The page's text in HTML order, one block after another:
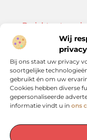
Wij
privacy
Bij ons staat uw privacy
soortgelijke
gebruikt én om uw
Cookies hebben diverse
gepersonaliseerde
informatie vindt u in ons
Onze
Bericht categorie